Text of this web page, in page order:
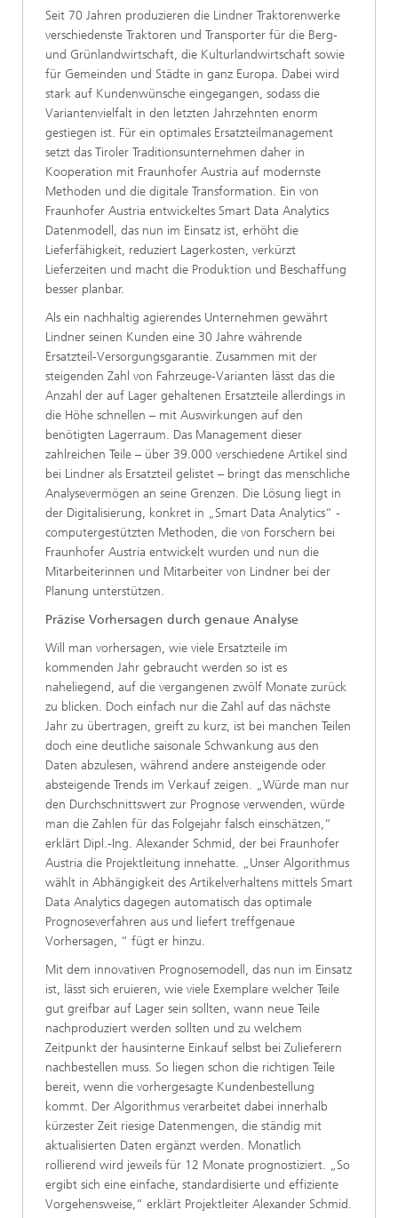
Seit 70 Jahren produzieren die Lindner Traktorenwerke
verschiedenste Traktoren und Transporter für die Berg-
und Grünlandwirtschaft, die Kulturlandwirtschaft sowie
für Gemeinden und Städte in ganz Europa. Dabei wird
stark auf Kundenwünsche eingegangen, sodass die
Variantenvielfalt in den letzten Jahrzehnten enorm
gestiegen ist. Für ein optimales Ersatzteilmanagement
setzt das Tiroler Traditionsunternehmen daher in
Kooperation mit Fraunhofer Austria auf modernste
Methoden und die digitale Transformation. Ein von
Fraunhofer Austria entwickeltes Smart Data Analytics
Datenmodell, das nun im Einsatz ist, erhöht die
Lieferfähigkeit, reduziert Lagerkosten, verkürzt
Lieferzeiten und macht die Produktion und Beschaffung
besser planbar.
Als ein nachhaltig agierendes Unternehmen gewährt
Lindner seinen Kunden eine 30 Jahre währende
Ersatzteil-Versorgungsgarantie. Zusammen mit der
steigenden Zahl von Fahrzeuge-Varianten lässt das die
Anzahl der auf Lager gehaltenen Ersatzteile allerdings in
die Höhe schnellen – mit Auswirkungen auf den
benötigten Lagerraum. Das Management dieser
zahlreichen Teile – über 39.000 verschiedene Artikel sind
bei Lindner als Ersatzteil gelistet – bringt das menschliche
Analysevermögen an seine Grenzen. Die Lösung liegt in
der Digitalisierung, konkret in „Smart Data Analytics“ -
computergestützten Methoden, die von Forschern bei
Fraunhofer Austria entwickelt wurden und nun die
Mitarbeiterinnen und Mitarbeiter von Lindner bei der
Planung unterstützen.
Präzise Vorhersagen durch genaue Analyse
Will man vorhersagen, wie viele Ersatzteile im
kommenden Jahr gebraucht werden so ist es
naheliegend, auf die vergangenen zwölf Monate zurück
zu blicken. Doch einfach nur die Zahl auf das nächste
Jahr zu übertragen, greift zu kurz, ist bei manchen Teilen
doch eine deutliche saisonale Schwankung aus den
Daten abzulesen, während andere ansteigende oder
absteigende Trends im Verkauf zeigen. „Würde man nur
den Durchschnittswert zur Prognose verwenden, würde
man die Zahlen für das Folgejahr falsch einschätzen,“
erklärt Dipl.-Ing. Alexander Schmid, der bei Fraunhofer
Austria die Projektleitung innehatte. „Unser Algorithmus
wählt in Abhängigkeit des Artikelverhaltens mittels Smart
Data Analytics dagegen automatisch das optimale
Prognoseverfahren aus und liefert treffgenaue
Vorhersagen, “ fügt er hinzu.
Mit dem innovativen Prognosemodell, das nun im Einsatz
ist, lässt sich eruieren, wie viele Exemplare welcher Teile
gut greifbar auf Lager sein sollten, wann neue Teile
nachproduziert werden sollten und zu welchem
Zeitpunkt der hausinterne Einkauf selbst bei Zulieferern
nachbestellen muss. So liegen schon die richtigen Teile
bereit, wenn die vorhergesagte Kundenbestellung
kommt. Der Algorithmus verarbeitet dabei innerhalb
kürzester Zeit riesige Datenmengen, die ständig mit
aktualisierten Daten ergänzt werden. Monatlich
rollierend wird jeweils für 12 Monate prognostiziert. „So
ergibt sich eine einfache, standardisierte und effiziente
Vorgehensweise,“ erklärt Projektleiter Alexander Schmid.